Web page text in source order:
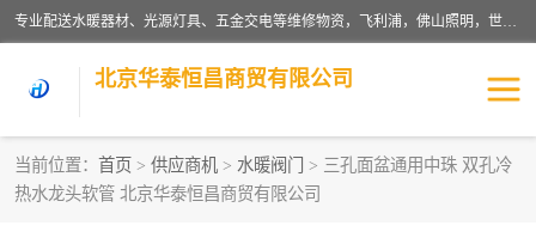
专业配送水暖器材、光源灯具、五金交电等维修物资，飞利浦，佛山照明，世达，博世，九牧，特陶等各产品涉及国内外知名品牌。公司专注与物业、学校、酒店、工厂等单位合作，提供一站式配送服务，降低客户综合成本。依托电子商务改变传统模式，以专业的团队为客户提供24H物资配送到达，货到月结、统一开票，便捷退换等服务，提高了企业的运营效率。
北京华泰恒昌商贸有限公司
当前位置： 首页 > 供应商机 > 水暖阀门
> 三孔面盆通用中珠 双孔冷
热水龙头软管 北京华泰恒昌商贸有限公司
水暖阀门 电料灯饰